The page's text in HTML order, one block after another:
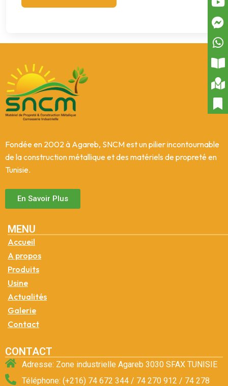
Fondée en 2002 à Agareb, SNCM est un pilier incontournable
de la construction métallique et des matériels de propreté en
Tunisie.
En Savoir Plus
MENU
Accueil
A propos
Produits
Usine
Actualités
Galerie
Contact
CONTACT
Adresse: Zone industrielle Agareb 3030 SFAX TUNISIE
Téléphone: (+216) 74 672 344 / 74 270 912 / 74 278